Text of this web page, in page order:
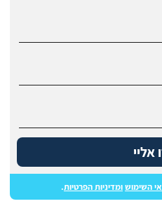
אליי
השימושומדיניות הפרטיות.